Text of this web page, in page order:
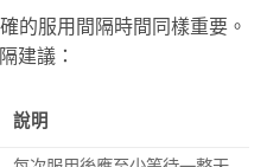
的服用間隔時間同樣重要。
建議：
說明